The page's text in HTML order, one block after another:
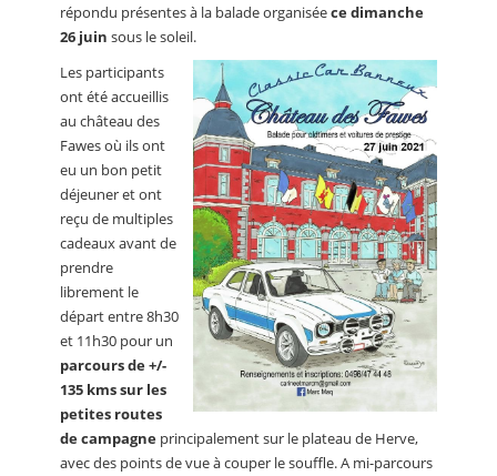
répondu présentes à la balade organiséece dimanche
26 juin sous le soleil.
Les participants
ont été accueillis
au château des
Fawes où ils ont
eu un bon petit
déjeuner et ont
reçu de multiples
cadeaux avant de
prendre
librement le
départ entre 8h30
et 11h30 pour un
parcours de +/-
135 kms sur les
petites routes
de campagne principalement sur le plateau de Herve,
avec des points de vue à couper le souffle. A mi-parcours